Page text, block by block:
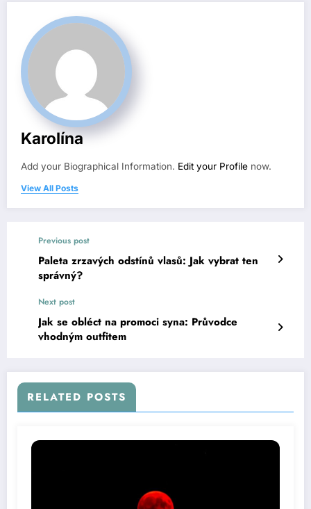
Karolína
Add your Biographical Information. Edit your Profile now.
View All Posts
Previous post
Paleta zrzavých odstínů vlasů: Jak vybrat ten
správný?
Next post
Jak se obléct na promoci syna: Průvodce
vhodným outfitem
RELATED POSTS